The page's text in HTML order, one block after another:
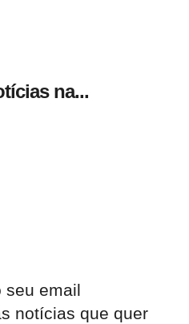
na...
seu email​
notícias que quer